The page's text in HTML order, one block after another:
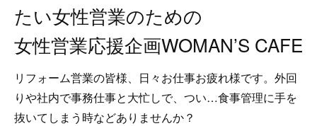
たい女性営業のための
女性営業応援企画WOMAN’S CAFE
リフォーム営業の皆様、日々お仕事お疲れ様です。外回
りや社内で事務仕事と大忙しで、つい…食事管理に手を
抜いてしまう時などありませんか？